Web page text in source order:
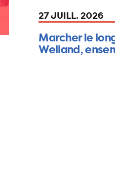
27 JUILL. 2026
Marcher le
Welland,